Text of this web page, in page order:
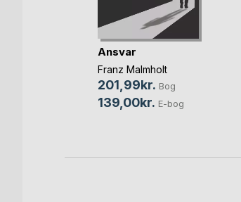
Ansvar
Franz Malmholt
201,99kr. Bog
139,00kr. E-bog